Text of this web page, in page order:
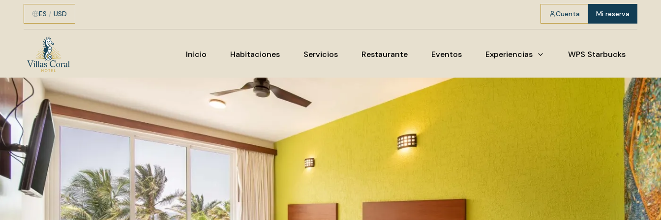
ES / USD Cuenta Mi reserva
Inicio Habitaciones Servicios Restaurante Eventos Experiencias WPS Starbucks